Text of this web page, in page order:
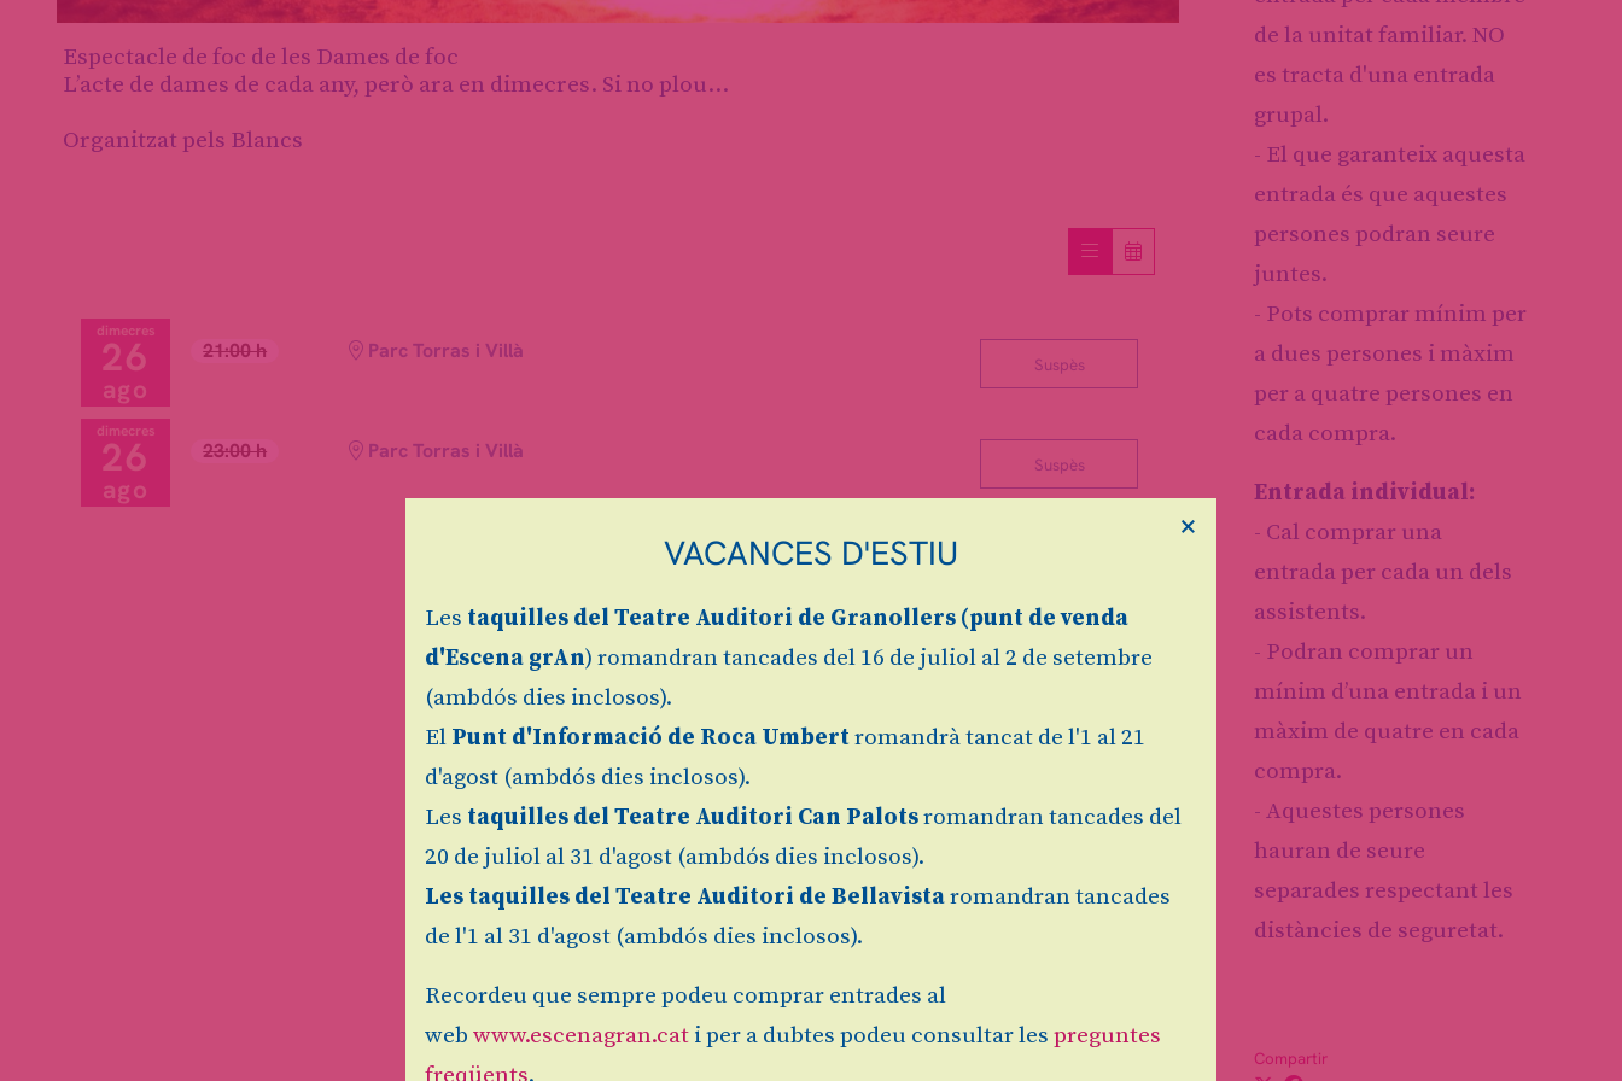
de la unitat familiar. NO
es tracta d'una entrada
grupal.
- El que garanteix aquesta
entrada és que aquestes
persones podran seure
juntes.
- Pots comprar mínim per
a dues persones i màxim
per a quatre persones en
cada compra.
Entrada individual:
- Cal comprar una
entrada per cada un dels
assistents.
- Podran comprar un
mínim d’una entrada i un
màxim de quatre en cada
compra.
- Aquestes persones
hauran de seure
separades respectant les
distàncies de seguretat.
Compartir
Espectacle de foc de les Dames de foc
L’acte de dames de cada any, però ara en dimecres. Si no plou...
Organitzat pels Blancs
dimecres
26
ago
21:00 h Parc Torras i Villà
Suspès
dimecres
26
ago
23:00 h Parc Torras i Villà
Suspès
VACANCES D'ESTIU
Les taquilles del Teatre Auditori de Granollers (punt de venda
d'Escena grAn) romandran tancades del 16 de juliol al 2 de setembre
(ambdós dies inclosos).
El Punt d'Informació de Roca Umbertromandrà tancat de l'1 al 21
d'agost (ambdós dies inclosos).
Les taquilles del Teatre Auditori Can Palotsromandran tancades del
20 de juliol al 31 d'agost (ambdós dies inclosos).
Les taquilles del Teatre Auditori de Bellavistaromandran tancades
de l'1 al 31 d'agost (ambdós dies inclosos).
Recordeu que sempre podeu comprar entrades al
web www.escenagran.cat i per a dubtes podeu consultar les preguntes
×